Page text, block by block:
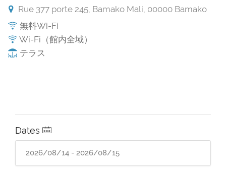
Rue 377 porte 245, Bamako Mali, 00000 Bamako
無料Wi-Fi
Wi-Fi（館内全域）
テラス
Dates